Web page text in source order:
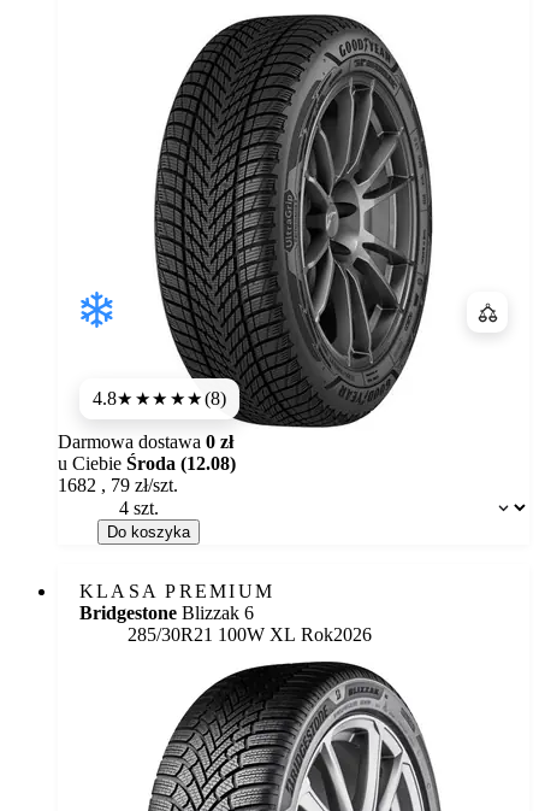
4.8★★★★★(8)
Dostępność:
Darmowa dostawa 0 zł
u Ciebie Środa (12.08)
1682 , 79 zł/szt.
Do koszyka
KLASA PREMIUM
Bridgestone Blizzak 6
285/30R21 100W XL Rok2026